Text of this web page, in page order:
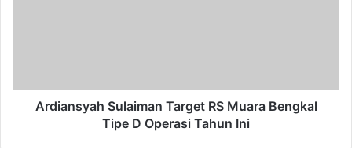
Operasi
TahunArdiansyah Sulaiman Target RS Muara Bengkal
Tipe D Operasi Tahun Ini